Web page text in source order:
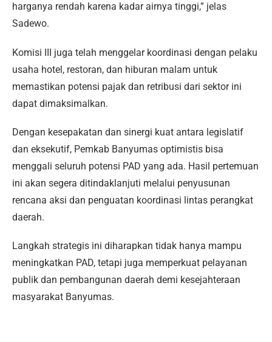
harganya rendah karena kadar airnya tinggi,” jelas
Sadewo.
Komisi III juga telah menggelar koordinasi dengan pelaku
usaha hotel, restoran, dan hiburan malam untuk
memastikan potensi pajak dan retribusi dari sektor ini
dapat dimaksimalkan.
Dengan kesepakatan dan sinergi kuat antara legislatif
dan eksekutif, Pemkab Banyumas optimistis bisa
menggali seluruh potensi PAD yang ada. Hasil pertemuan
ini akan segera ditindaklanjuti melalui penyusunan
rencana aksi dan penguatan koordinasi lintas perangkat
daerah.
Langkah strategis ini diharapkan tidak hanya mampu
meningkatkan PAD, tetapi juga memperkuat pelayanan
publik dan pembangunan daerah demi kesejahteraan
masyarakat Banyumas.